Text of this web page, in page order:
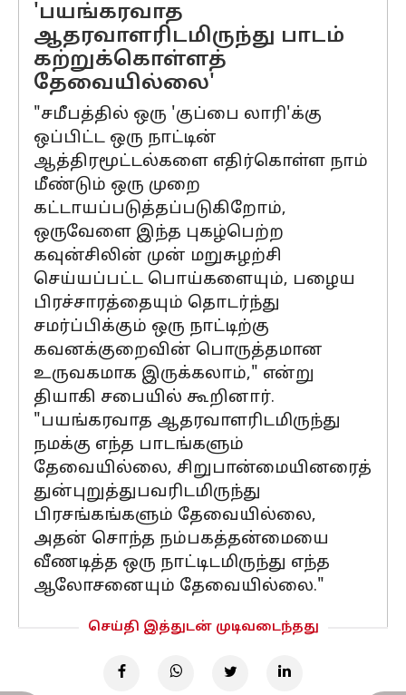
'பயங்கரவாத
ஆதரவாளரிடமிருந்து பாடம்
கற்றுக்கொள்ளத்
தேவையில்லை'
"சமீபத்தில் ஒரு 'குப்பை லாரி'க்கு
ஒப்பிட்ட ஒரு நாட்டின்
ஆத்திரமூட்டல்களை எதிர்கொள்ள நாம்
மீண்டும் ஒரு முறை
கட்டாயப்படுத்தப்படுகிறோம்,
ஒருவேளை இந்த புகழ்பெற்ற
கவுன்சிலின் முன் மறுசுழற்சி
செய்யப்பட்ட பொய்களையும், பழைய
பிரச்சாரத்தையும் தொடர்ந்து
சமர்ப்பிக்கும் ஒரு நாட்டிற்கு
கவனக்குறைவின் பொருத்தமான
உருவகமாக இருக்கலாம்," என்று
தியாகி சபையில் கூறினார்.
"பயங்கரவாத ஆதரவாளரிடமிருந்து
நமக்கு எந்த பாடங்களும்
தேவையில்லை, சிறுபான்மையினரைத்
துன்புறுத்துபவரிடமிருந்து
பிரசங்கங்களும் தேவையில்லை,
அதன் சொந்த நம்பகத்தன்மையை
வீணடித்த ஒரு நாட்டிடமிருந்து எந்த
ஆலோசனையும் தேவையில்லை."
செய்தி இத்துடன் முடிவடைந்தது